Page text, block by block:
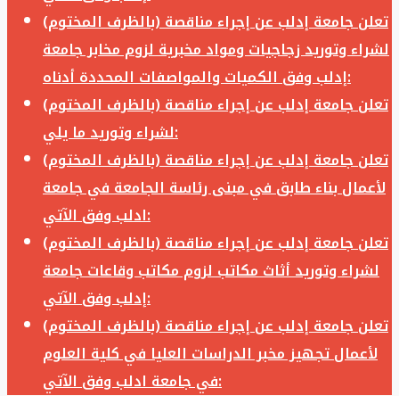
تعلن جامعة إدلب عن إجراء مناقصة (بالظرف المختوم)
لشراء وتوريد زجاجيات ومواد مخبرية لزوم مخابر جامعة
إدلب وفق الكميات والمواصفات المحددة أدناه:
تعلن جامعة إدلب عن إجراء مناقصة (بالظرف المختوم)
لشراء وتوريد ما يلي:
تعلن جامعة إدلب عن إجراء مناقصة (بالظرف المختوم)
لأعمال بناء طابق في مبنى رئاسة الجامعة في جامعة
ادلب وفق الآتي:
تعلن جامعة إدلب عن إجراء مناقصة (بالظرف المختوم)
لشراء وتوريد أثاث مكاتب لزوم مكاتب وقاعات جامعة
إدلب وفق الآتي:
تعلن جامعة إدلب عن إجراء مناقصة (بالظرف المختوم)
لأعمال تجهيز مخبر الدراسات العليا في كلية العلوم
في جامعة ادلب وفق الآتي: